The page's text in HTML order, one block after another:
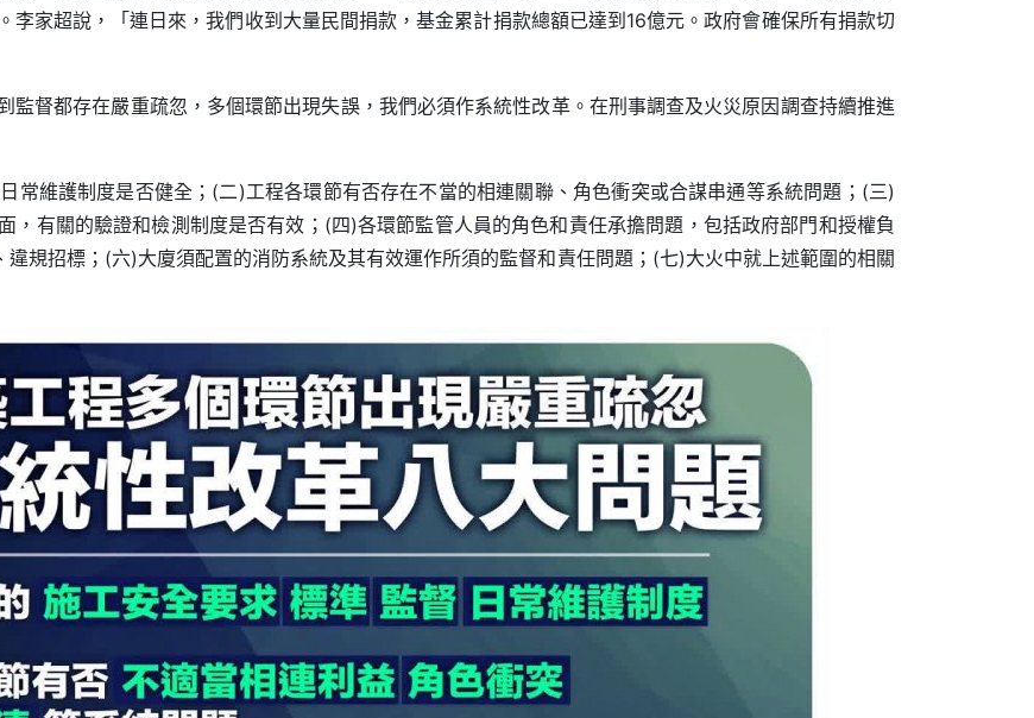
李家超說，「連日來，我們收到大量民間捐款，基金累計捐款總額已達到16億元。政府會確保所有捐款切
監督都存在嚴重疏忽，多個環節出現失誤，我們必須作系統性改革。在刑事調查及火災原因調查持續推進
常維護制度是否健全；(二)工程各環節有否存在不當的相連關聯、角色衝突或合謀串通等系統問題；(三)
，有關的驗證和檢測制度是否有效；(四)各環節監管人員的角色和責任承擔問題，包括政府部門和授權負
規招標；(六)大廈須配置的消防系統及其有效運作所須的監督和責任問題；(七)大火中就上述範圍的相關